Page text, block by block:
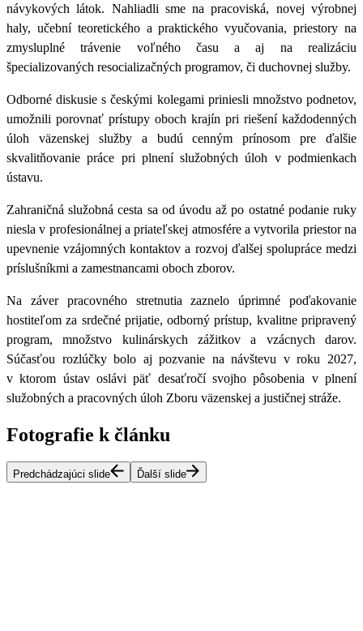
návykových látok. Nahliadli sme na pracoviská, novej výrobnej
haly, učební teoretického a praktického vyučovania, priestory na
zmysluplné trávenie voľného času a aj na realizáciu
špecializovaných resocializačných programov, či duchovnej služby.
Odborné diskusie s českými kolegami priniesli množstvo podnetov,
umožnili porovnať prístupy oboch krajín pri riešení každodenných
úloh väzenskej služby a budú cenným prínosom pre ďalšie
skvalitňovanie práce pri plnení služobných úloh v podmienkach
ústavu.
Zahraničná služobná cesta sa od úvodu až po ostatné podanie ruky
niesla v profesionálnej a priateľskej atmosfére a vytvorila priestor na
upevnenie vzájomných kontaktov a rozvoj ďalšej spolupráce medzi
príslušníkmi a zamestnancami oboch zborov.
Na záver pracovného stretnutia zaznelo úprimné poďakovanie
hostiteľom za srdečné prijatie, odborný prístup, kvalitne pripravený
program, množstvo kulinárskych zážitkov a vzácnych darov.
Súčasťou rozlúčky bolo aj pozvanie na návštevu v roku 2027,
v ktorom ústav oslávi päť desaťročí svojho pôsobenia v plnení
služobných a pracovných úloh Zboru väzenskej a justičnej stráže.
Fotografie k článku
Predchádzajúci slide Ďalší slide